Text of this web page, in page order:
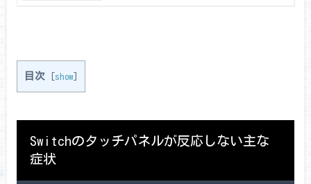
目次 [show]
Switchのタッチパネルが反応しない主な
症状